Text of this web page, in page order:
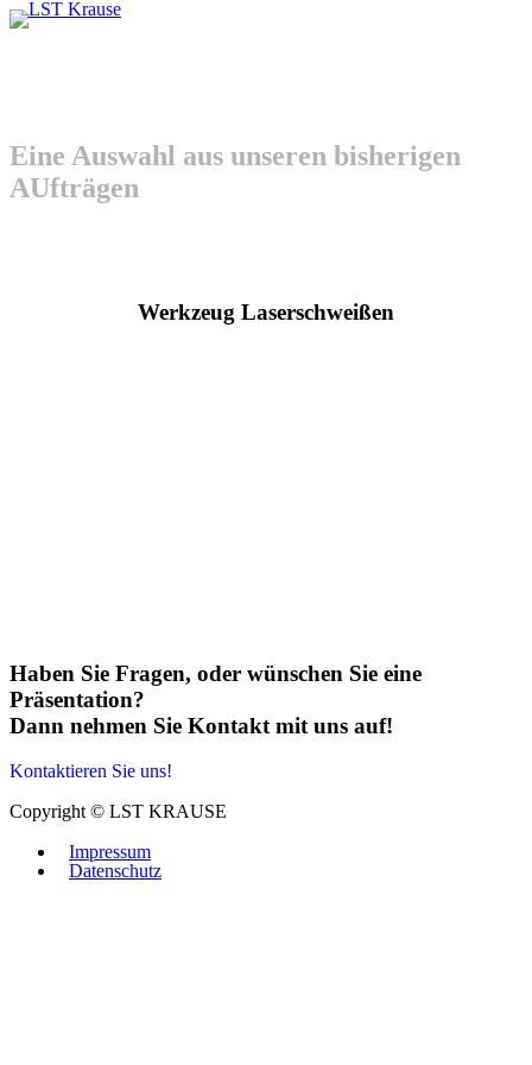
Eine Auswahl aus unseren bisherigen
AUfträgen
Werkzeug Laserschweißen
Haben Sie Fragen, oder wünschen Sie eine
Präsentation?
Dann nehmen Sie Kontakt mit uns auf!
Kontaktieren Sie uns!
Copyright © LST KRAUSE
Impressum
Datenschutz